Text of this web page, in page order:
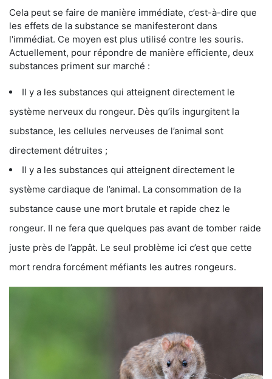
Cela peut se faire de manière immédiate, c’est-à-dire que
les effets de la substance se manifesteront dans
l'immédiat. Ce moyen est plus utilisé contre les souris.
Actuellement, pour répondre de manière efficiente, deux
substances priment sur marché :
Il y a les substances qui atteignent directement le
système nerveux du rongeur. Dès qu’ils ingurgitent la
substance, les cellules nerveuses de l’animal sont
directement détruites ;
Il y a les substances qui atteignent directement le
système cardiaque de l’animal. La consommation de la
substance cause une mort brutale et rapide chez le
rongeur. Il ne fera que quelques pas avant de tomber raide
juste près de l’appât. Le seul problème ici c’est que cette
mort rendra forcément méfiants les autres rongeurs.